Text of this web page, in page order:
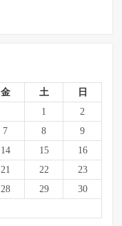
金 土
日
1
2
7 8
9
14 15
16
21 22
23
28 29
30